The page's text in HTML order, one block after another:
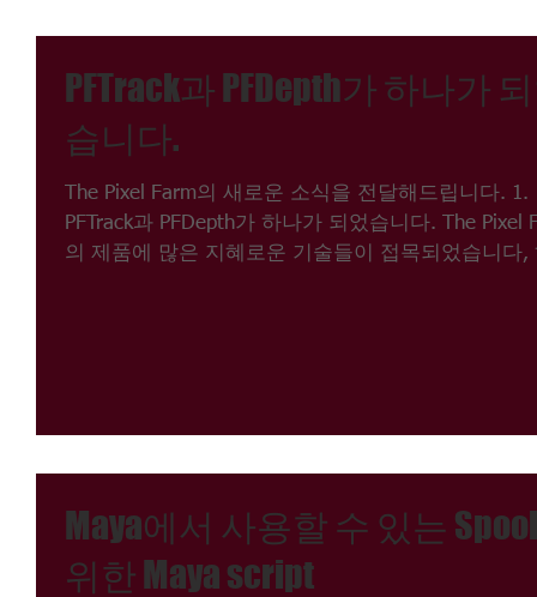
PFTrack과 PFDepth가 하나가
습니다.
The Pixel Farm의 새로운 소식을 전달해드립니다. 1.
PFTrack과 PFDepth가 하나가 되었습니다. The Pixel
의 제품에 많은 지혜로운 기술들이 접목되었습니다,
Maya에서 사용할 수 있는
위한 Maya script